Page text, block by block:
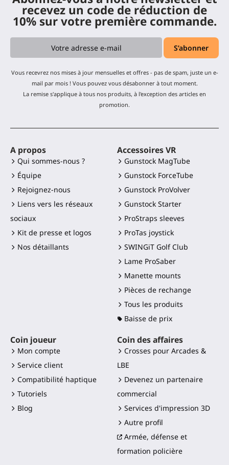
recevez un code de réduction de
10% sur votre première commande.
Vous recevrez nos mises à jour mensuelles et offres - pas de spam, juste un e-
mail par mois ! Vous pouvez vous désabonner à tout moment.
La remise s'applique à tous nos produits, à l'exception des articles en
promotion.
A propos
Qui sommes-nous ?
Équipe
Rejoignez-nous
Liens vers les réseaux
sociaux
Kit de presse et logos
Nos détaillants
Accessoires VR
Gunstock MagTube
Gunstock ForceTube
Gunstock ProVolver
Gunstock Starter
ProStraps sleeves
ProTas joystick
SWINGiT Golf Club
Lame ProSaber
Manette mounts
Pièces de rechange
Tous les produits
Baisse de prix
Coin joueur
Mon compte
Service client
Compatibilité haptique
Tutoriels
Blog
Coin des affaires
Crosses pour Arcades &
LBE
Devenez un partenaire
commercial
Services d'impression 3D
Autre profil
Armée, défense et
formation policière